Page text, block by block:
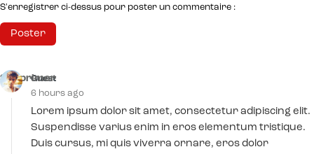
S'enregistrer ci-dessus pour poster un commentaire :
Guest
6 hours ago
Supprimer
Lorem ipsum dolor sit amet, consectetur adipiscing elit.
Suspendisse varius enim in eros elementum tristique.
Duis cursus, mi quis viverra ornare, eros dolor